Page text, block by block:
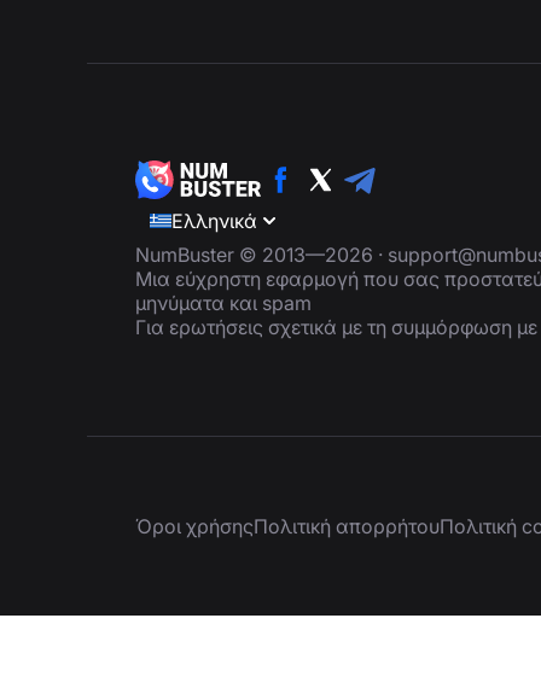
Ελληνικά
NumBuster © 2013—2026 ·
Μια εύχρηστη εφαρμογή που σας
μηνύματα και spam
Για ερωτήσεις σχετικά με τη συμμόρφωση με
Όροι χρήσηςΠολιτική απορρήτουΠολιτική